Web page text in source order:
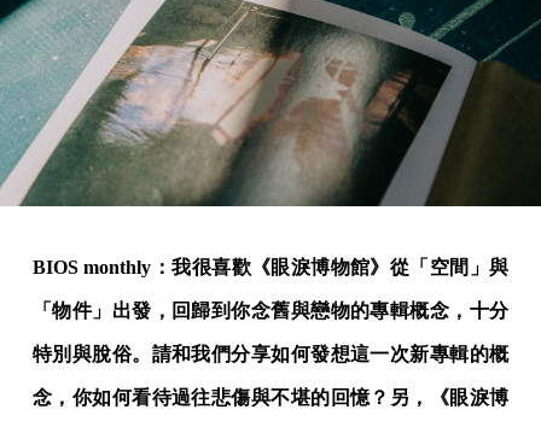
BIOS monthly：我很喜歡《眼淚博物館》從「空間」與
「物件」出發，回歸到你念舊與戀物的專輯概念，十分
特別與脫俗。請和我們分享如何發想這一次新專輯的概
念，你如何看待過往悲傷與不堪的回憶？另，《眼淚博